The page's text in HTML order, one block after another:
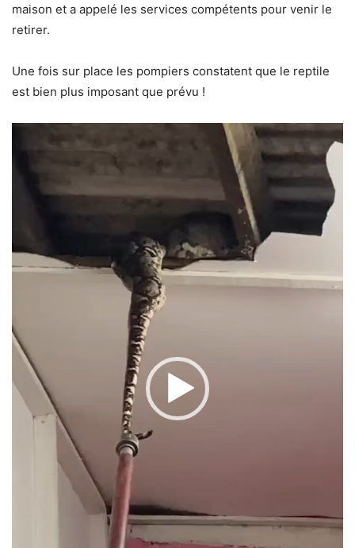
maison et a appelé les services compétents pour venir le
retirer.
Une fois sur place les pompiers constatent que le reptile
est bien plus imposant que prévu !